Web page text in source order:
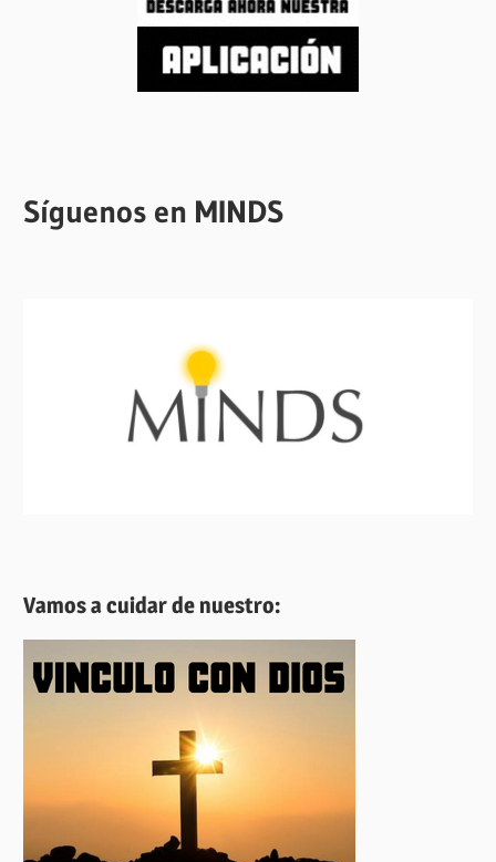
Síguenos en MINDS
Vamos a cuidar de nuestro: